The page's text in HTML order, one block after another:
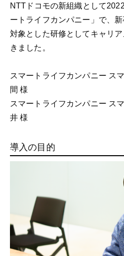
NTTドコモの新組織として
ートライフカンパニー」で、
対象とした研修としてキャリ
きました。
スマートライフカンパニー ス
間 様
スマートライフカンパニー ス
井 様
導入の目的